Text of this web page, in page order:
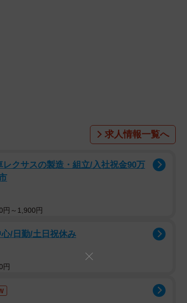
求人情報一覧へ
クサスの製造・組立/入社祝金90万
円～1,900円
/日勤/土日祝休み
円